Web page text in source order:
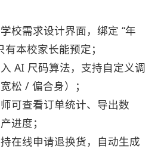
校需求设计界面，绑定 “年
本校家长能预定；
AI 尺码算法，支持自定义调
松 / 偏合身）；
可查看订单统计、导出数
进度；
在线申请退换货，自动生成